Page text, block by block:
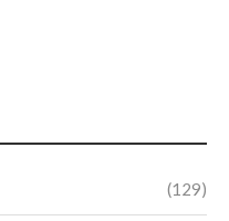
(129)